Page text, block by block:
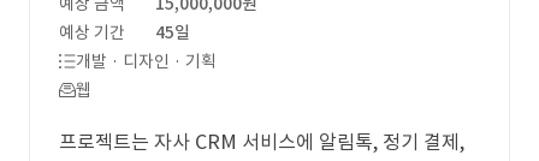
예상 기간
45일
개발 · 디자인 · 기획
웹
프로젝트는 자사 CRM 서비스에 알림톡, 정기 결제,